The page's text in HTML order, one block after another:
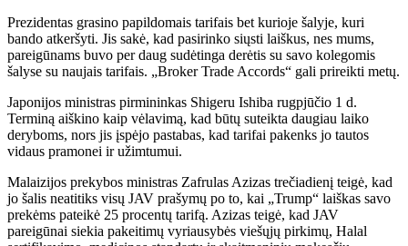
Prezidentas grasino papildomais tarifais bet kurioje šalyje, kuri
bando atkeršyti. Jis sakė, kad pasirinko siųsti laiškus, nes mums,
pareigūnams buvo per daug sudėtinga derėtis su savo kolegomis
šalyse su naujais tarifais. „Broker Trade Accords“ gali prireikti metų.
Japonijos ministras pirmininkas Shigeru Ishiba rugpjūčio 1 d.
Terminą aiškino kaip vėlavimą, kad būtų suteikta daugiau laiko
deryboms, nors jis įspėjo pastabas, kad tarifai pakenks jo tautos
vidaus pramonei ir užimtumui.
Malaizijos prekybos ministras Zafrulas Azizas trečiadienį teigė, kad
jo šalis neatitiks visų JAV prašymų po to, kai „Trump“ laiškas savo
prekėms pateikė 25 procentų tarifą. Azizas teigė, kad JAV
pareigūnai siekia pakeitimų vyriausybės viešųjų pirkimų, Halal